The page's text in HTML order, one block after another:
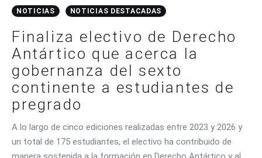
NOTICIAS NOTICIAS DESTACADAS
Finaliza electivo de Derecho
Antártico que acerca la
gobernanza del sexto
continente a estudiantes de
pregrado
A lo largo de cinco ediciones realizadas entre 2023 y 2026 y
un total de 175 estudiantes, el electivo ha contribuido de